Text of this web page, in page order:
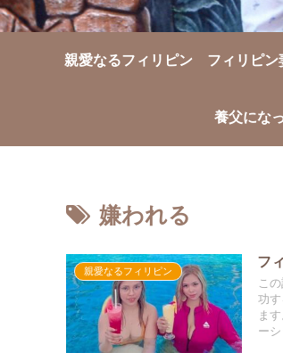
親愛なるフィリピン フィリピン
養父にな
嫌われる
親愛なるフィリピン
フ
こ
功
ま
ー